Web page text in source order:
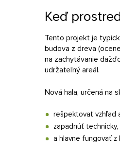
Keď
Tento projekt je
budova z dreva
na zachytávanie
udržateľný areál.
Nová hala, určená na
rešpektovať vzhľad
zapadnúť technicky,
a hlavne fungovať z